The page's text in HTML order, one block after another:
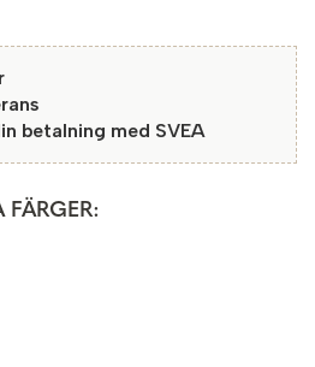
betalning med SVEA
FÄRGER: